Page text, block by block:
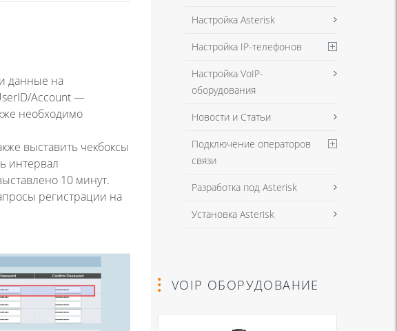
данные на
Account —
необходимо
выставить чекбоксы
интервал
10 минут.
регистрации на
Настройка Asterisk
Настройка IP-телефонов
Настройка VoIP-
оборудования
Новости и Статьи
Подключение операторов
связи
Разработка под Asterisk
Установка Asterisk
VOIP ОБОРУДОВАНИЕ